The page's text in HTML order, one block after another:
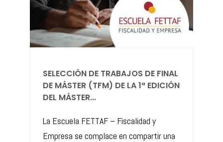
SELECCIÓN DE TRABAJOS DE FINAL
DE MÁSTER (TFM) DE LA 1ª EDICIÓN
DEL MÁSTER...
La Escuela FETTAF – Fiscalidad y
Empresa se complace en compartir una